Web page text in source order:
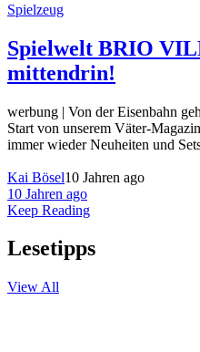
Spielzeug
Spielwelt BRIO
mittendrin!
werbung | Von der Eisenbahn
Start von unserem Väter-
immer wieder Neuheiten und
Kai Bösel10 Jahren ago
10 Jahren ago
Keep Reading
Lesetipps
View All